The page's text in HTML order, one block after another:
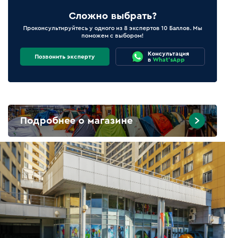
Сложно выбрать?
Проконсультируйтесь у одного из 8 экспертов 10 Баллов. Мы
поможем с выбором!
Позвонить эксперту
Консультация
в What'sApp
Подробнее о магазине